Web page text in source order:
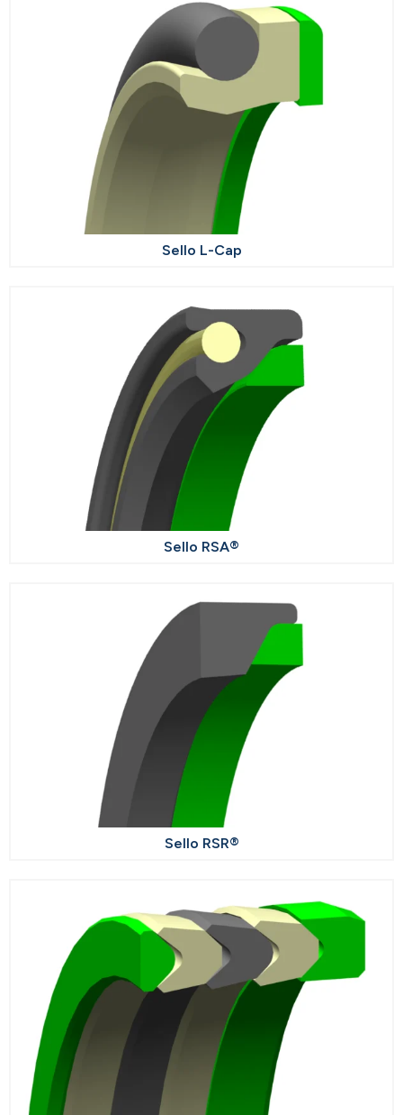
Sello L-Cap
Sello RSA®
Sello RSR®